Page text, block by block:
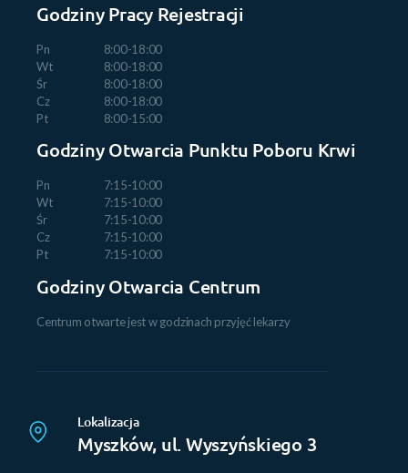
Godziny Pracy Rejestracji
Pn
Wt
Śr
Cz
Pt
8:00-18:00
8:00-18:00
8:00-18:00
8:00-18:00
8:00-15:00
Godziny Otwarcia Punktu Poboru Krwi
Pn
Wt
Śr
Cz
Pt
7:15-10:00
7:15-10:00
7:15-10:00
7:15-10:00
7:15-10:00
Godziny Otwarcia Centrum
Centrum otwarte jest w godzinach przyjęć lekarzy
Lokalizacja
Myszków, ul. Wyszyńskiego 3